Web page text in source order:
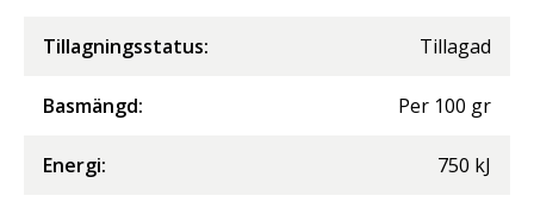
Tillagningsstatus: Tillagad
Basmängd: Per 100 gr
Energi: 750 kJ